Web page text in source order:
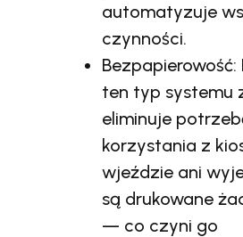
automatyzuje
czynności.
Bezpapierowość:
ten typ systemu
eliminuje
korzystania z
wjeździe ani
są drukowane
— co czyni go